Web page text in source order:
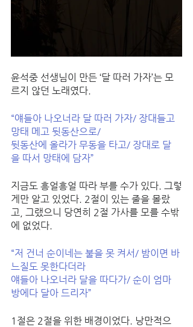
윤석중 선생님이 만든 ‘달 따러 가자’는 모
르지 않던 노래였다.
“얘들아 나오너라 달 따러 가자/ 장대들고
망태 메고 뒷동산으로/
뒷동산에 올라가 무동을 타고/ 장대로 달
을 따서 망태에 담자”
지금도 흥얼흥얼 따라 부를 수가 있다. 그렇
게만 알고 있었다. 2절이 있는 줄을 몰랐
고, 그랬으니 당연히 2절 가사를 모를 수밖
에 없었다.
“저 건너 순이네는 불을 못 켜서/ 밤이면 바
느질도 못한다더라
얘들아 나오너라 달을 따다가/ 순이 엄마
방에다 달아 드리자”
1절은 2절을 위한 배경이었다. 낭만적으